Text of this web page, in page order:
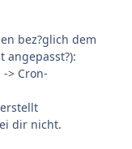
bez?glich dem
angepasst?):
> Cron-
dir nicht.